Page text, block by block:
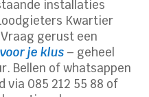
installaties
Kwartier
gerust een
je klus – geheel
Bellen of whatsappen
via 085 212 55 88 of